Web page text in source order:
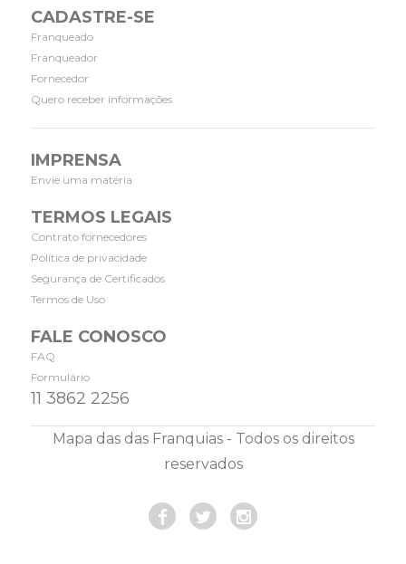
CADASTRE-SE
Franqueado
Franqueador
Fornecedor
Quero receber informações
IMPRENSA
Envie uma matéria
TERMOS LEGAIS
Contrato fornecedores
Política de privacidade
Segurança de Certificados
Termos de Uso
FALE CONOSCO
FAQ
Formulário
11 3862 2256
Mapa das das Franquias - Todos os direitos
reservados